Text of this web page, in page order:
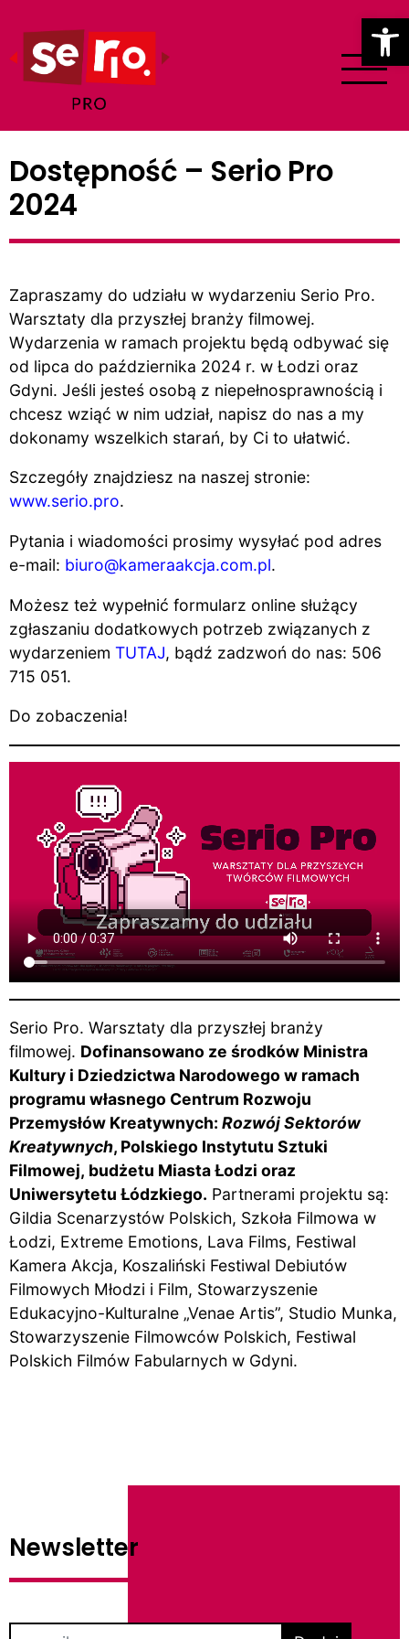
Dostępność – Serio Pro
2024
Zapraszamy do udziału w wydarzeniu Serio Pro.
Warsztaty dla przyszłej branży filmowej.
Wydarzenia w ramach projektu będą odbywać się
od lipca do października 2024 r. w Łodzi oraz
Gdyni. Jeśli jesteś osobą z niepełnosprawnością i
chcesz wziąć w nim udział, napisz do nas a my
dokonamy wszelkich starań, by Ci to ułatwić.
Szczegóły znajdziesz na naszej stronie:
www.serio.pro.
Pytania i wiadomości prosimy wysyłać pod adres
e-mail: biuro@kameraakcja.com.pl.
Możesz też wypełnić formularz online służący
zgłaszaniu dodatkowych potrzeb związanych z
wydarzeniem TUTAJ, bądź zadzwoń do nas: 506
715 051.
Do zobaczenia!
Serio Pro. Warsztaty dla przyszłej branży
filmowej. Dofinansowano ze środków Ministra
Kultury i Dziedzictwa Narodowego w ramach
programu własnego Centrum Rozwoju
Przemysłów Kreatywnych: Rozwój Sektorów
Kreatywnych, Polskiego Instytutu Sztuki
Filmowej, budżetu Miasta Łodzi oraz
Uniwersytetu Łódzkiego. Partnerami projektu są:
Gildia Scenarzystów Polskich, Szkoła Filmowa w
Łodzi, Extreme Emotions, Lava Films, Festiwal
Kamera Akcja, Koszaliński Festiwal Debiutów
Filmowych Młodzi i Film, Stowarzyszenie
Edukacyjno-Kulturalne „Venae Artis”, Studio Munka,
Stowarzyszenie Filmowców Polskich, Festiwal
Polskich Filmów Fabularnych w Gdyni.
Newsletter